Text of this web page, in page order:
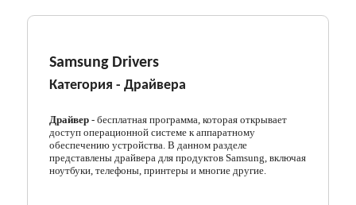
Браузеры
Графика
Драйвера
Интересное
Samsung Drivers
Категория - Драйвера
Драйвер- бесплатная программа, которая открывает
доступ операционной системе к аппаратному
обеспечению устройства. В данном разделе
представлены драйвера для продуктов Samsung, включая
ноутбуки, телефоны, принтеры и многие другие.